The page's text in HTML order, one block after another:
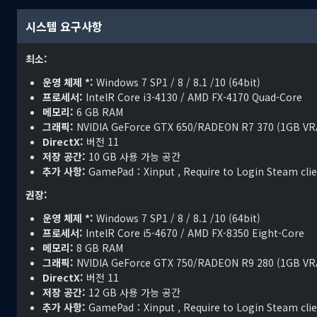
시스템 요구사항
최소:
운영 체제 *: Windows 7 SP1 / 8 / 8.1 /10 (64bit)
프로세서: IntelR Core i3-4130 / AMD FX-4170 Quad-Core
메모리: 6 GB RAM
그래픽: NVIDIA GeForce GTX 650/RADEON R7 370 (1GB
DirectX: 버전 11
저장 공간: 10 GB 사용 가능 공간
추가 사항: GamePad：Xinput , Require to Login Steam
권장:
운영 체제 *: Windows 7 SP1 / 8 / 8.1 /10 (64bit)
프로세서: IntelR Core i5-4670 / AMD FX-8350 Eight-Core
메모리: 8 GB RAM
그래픽: NVIDIA GeForce GTX 750/RADEON R9 280 (1GB
DirectX: 버전 11
저장 공간: 12 GB 사용 가능 공간
추가 사항: GamePad：Xinput , Require to Login Steam